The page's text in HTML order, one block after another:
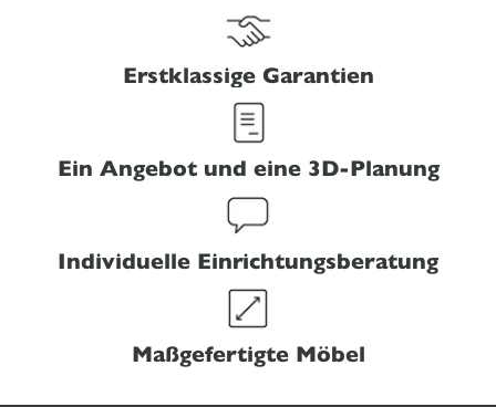
Erstklassige Garantien
Ein Angebot und eine 3D-Planung
Individuelle Einrichtungsberatung
Maßgefertigte Möbel